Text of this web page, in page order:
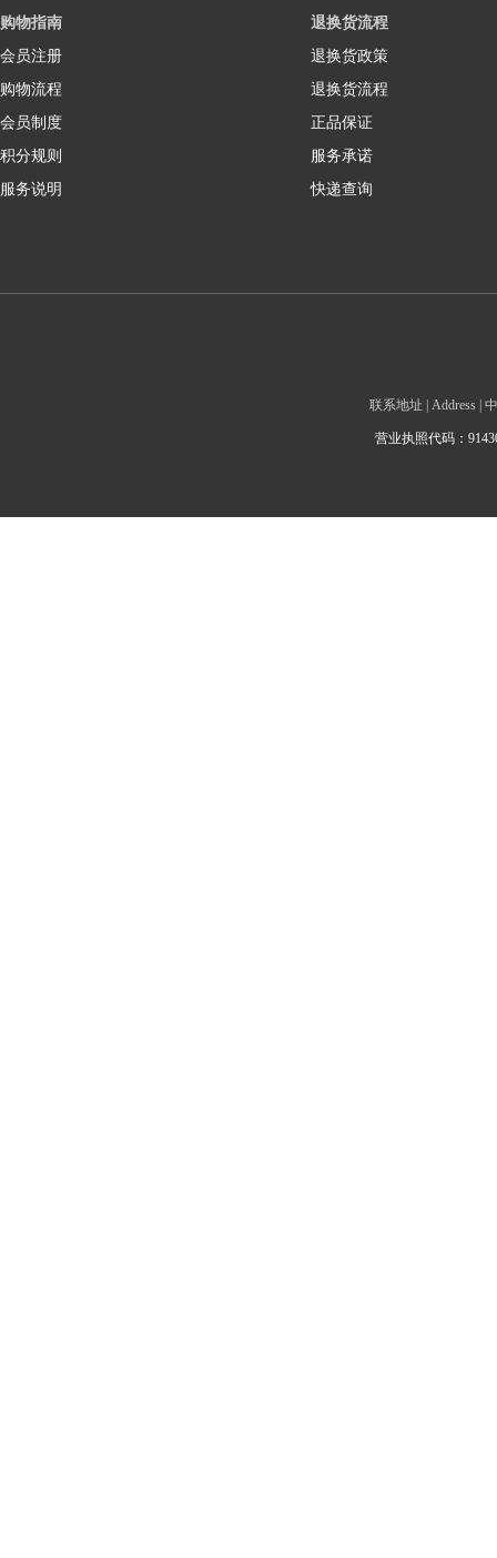
购物指南
会员注册
购物流程
会员制度
积分规则
服务说明
退换货流程
退换货政策
退换货流程
正品保证
服务承诺
快递查询
联系地址 | Address |
营业执照代码：